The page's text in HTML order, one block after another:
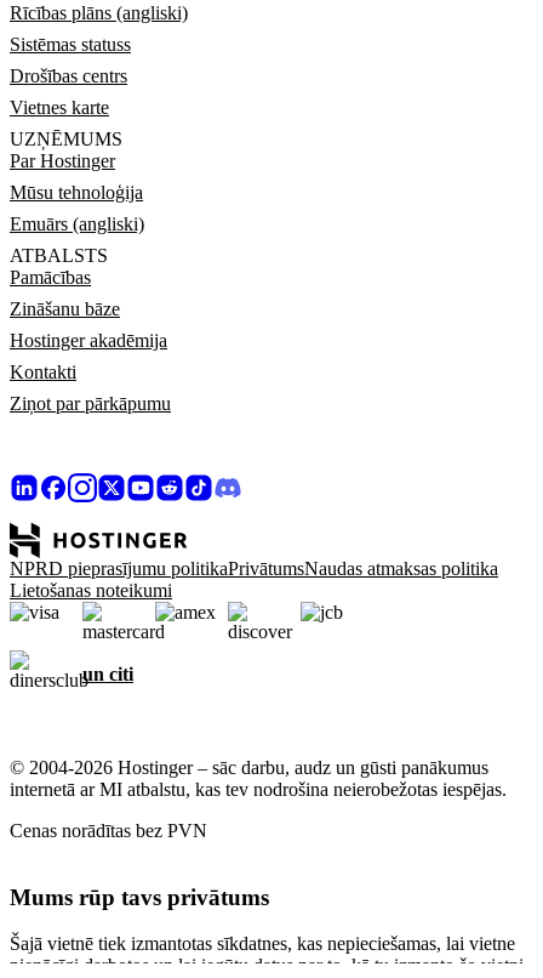
Rīcības plāns (angliski)
Sistēmas statuss
Drošības centrs
Vietnes karte
UZŅĒMUMS
Par Hostinger
Mūsu tehnoloģija
Emuārs (angliski)
ATBALSTS
Pamācības
Zināšanu bāze
Hostinger akadēmija
Kontakti
Ziņot par pārkāpumu
NPRD pieprasījumu politikaPrivātumsNaudas atmaksas politika
Lietošanas noteikumi
un citi
© 2004-2026 Hostinger – sāc darbu, audz un gūsti panākumus
internetā ar MI atbalstu, kas tev nodrošina neierobežotas iespējas.
Cenas norādītas bez PVN
Mums rūp tavs privātums
Šajā vietnē tiek izmantotas sīkdatnes, kas nepieciešamas, lai vietne
pienācīgi darbotos un lai iegūtu datus par to, kā tu izmanto šo vietni,